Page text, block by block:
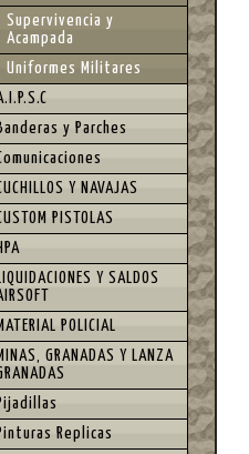
Supervivencia y
Acampada
Uniformes Militares
y Parches
Y NAVAJAS
PISTOLAS
Y SALDOS
POLICIAL
GRANADAS Y LANZA
Replicas